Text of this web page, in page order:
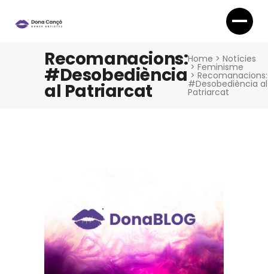
Recomanacions:
#Desobediència
al Patriarcat
Home >Notícies
>Feminisme
>Recomanacions:
#Desobediència al
Patriarcat